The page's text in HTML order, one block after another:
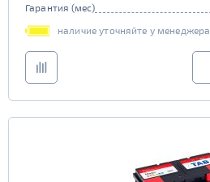
Гарантия (мес)
наличие уточняйте у менеджера